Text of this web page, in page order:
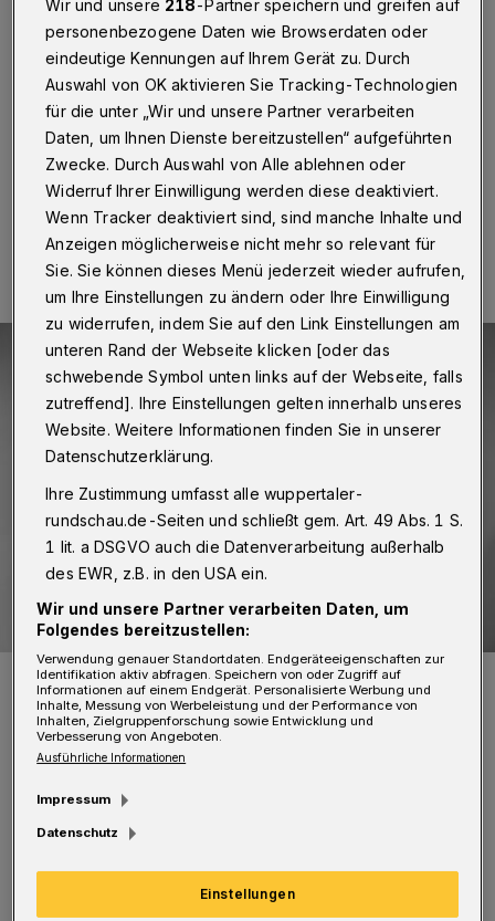
·
Die Sängerin Leona Berlin, die schon beim
Wuppertaler Jazzmeeting vor drei Jahren viele
Zuschauer begeisterte, kommt mit ihrer Band wieder:
Am Freitag (15. Mai 2026) gibt’s – präsentiert vom
Verein „openSky“ – um 20 Uhr ein Konzert im „Loch“
an der Plateniusstraße 35.
11.05.2026 , 19:30 Uhr Eine Minute Lesezeit
Die Sängerin Leona Berlin.
Foto: Daniel Wetzel
L eona Berlin steht für ganz eigene Songs,
eingebettet in Alternative-Soul-
Arrangements, und ihre angenehme,
Wir und unsere 218-Partner speichern und greifen auf
personenbezogene Daten wie Browserdaten oder
eindeutige Kennungen auf Ihrem Gerät zu. Durch
Auswahl von OK aktivieren Sie Tracking-Technologien
für die unter „Wir und unsere Partner verarbeiten
Daten, um Ihnen Dienste bereitzustellen“ aufgeführten
Zwecke. Durch Auswahl von Alle ablehnen oder
Widerruf Ihrer Einwilligung werden diese deaktiviert.
Wenn Tracker deaktiviert sind, sind manche Inhalte und
Anzeigen möglicherweise nicht mehr so relevant für
Sie. Sie können dieses Menü jederzeit wieder aufrufen,
um Ihre Einstellungen zu ändern oder Ihre Einwilligung
zu widerrufen, indem Sie auf den Link Einstellungen am
unteren Rand der Webseite klicken [oder das
schwebende Symbol unten links auf der Webseite, falls
zutreffend]. Ihre Einstellungen gelten innerhalb unseres
Website. Weitere Informationen finden Sie in unserer
Datenschutzerklärung.
Ihre Zustimmung umfasst alle wuppertaler-
rundschau.de-Seiten und schließt gem. Art. 49 Abs. 1 S.
1 lit. a DSGVO auch die Datenverarbeitung außerhalb
des EWR, z.B. in den USA ein.
Wir und unsere Partner verarbeiten Daten, um
Folgendes bereitzustellen:
Verwendung genauer Standortdaten. Endgeräteeigenschaften zur
Identifikation aktiv abfragen. Speichern von oder Zugriff auf
Informationen auf einem Endgerät. Personalisierte Werbung und
Inhalte, Messung von Werbeleistung und der Performance von
Inhalten, Zielgruppenforschung sowie Entwicklung und
Verbesserung von Angeboten.
Ausführliche Informationen
Impressum
Datenschutz
Einstellungen